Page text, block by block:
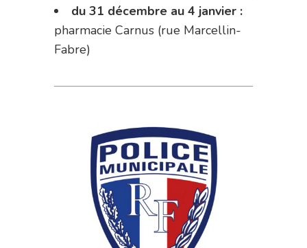
du 31 décembre au 4 janvier :
pharmacie Carnus (rue Marcellin-
Fabre)